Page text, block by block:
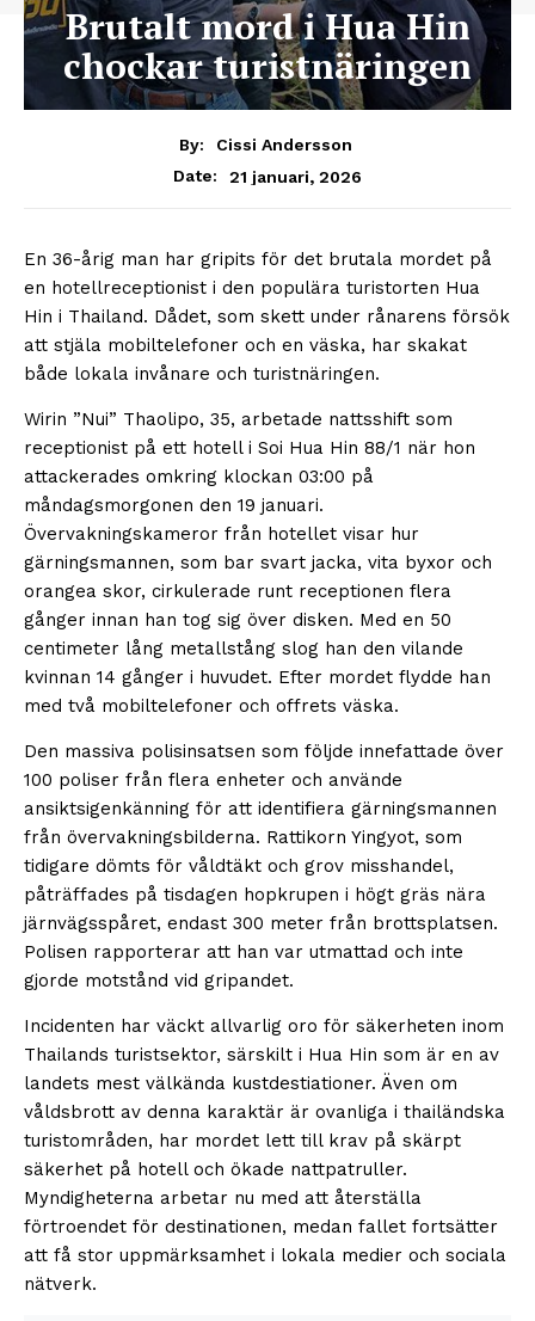
Brutalt mord i Hua Hin
chockar turistnäringen
By:
Cissi Andersson
Date:
21 januari, 2026
En 36-årig man har gripits för det brutala mordet på
en hotellreceptionist i den populära turistorten Hua
Hin i Thailand. Dådet, som skett under rånarens försök
att stjäla mobiltelefoner och en väska, har skakat
både lokala invånare och turistnäringen.
Wirin ”Nui” Thaolipo, 35, arbetade nattsshift som
receptionist på ett hotell i Soi Hua Hin 88/1 när hon
attackerades omkring klockan 03:00 på
måndagsmorgonen den 19 januari.
Övervakningskameror från hotellet visar hur
gärningsmannen, som bar svart jacka, vita byxor och
orangea skor, cirkulerade runt receptionen flera
gånger innan han tog sig över disken. Med en 50
centimeter lång metallstång slog han den vilande
kvinnan 14 gånger i huvudet. Efter mordet flydde han
med två mobiltelefoner och offrets väska.
Den massiva polisinsatsen som följde innefattade över
100 poliser från flera enheter och använde
ansiktsigenkänning för att identifiera gärningsmannen
från övervakningsbilderna. Rattikorn Yingyot, som
tidigare dömts för våldtäkt och grov misshandel,
påträffades på tisdagen hopkrupen i högt gräs nära
järnvägsspåret, endast 300 meter från brottsplatsen.
Polisen rapporterar att han var utmattad och inte
gjorde motstånd vid gripandet.
Incidenten har väckt allvarlig oro för säkerheten inom
Thailands turistsektor, särskilt i Hua Hin som är en av
landets mest välkända kustdestiationer. Även om
våldsbrott av denna karaktär är ovanliga i thailändska
turistområden, har mordet lett till krav på skärpt
säkerhet på hotell och ökade nattpatruller.
Myndigheterna arbetar nu med att återställa
förtroendet för destinationen, medan fallet fortsätter
att få stor uppmärksamhet i lokala medier och sociala
nätverk.